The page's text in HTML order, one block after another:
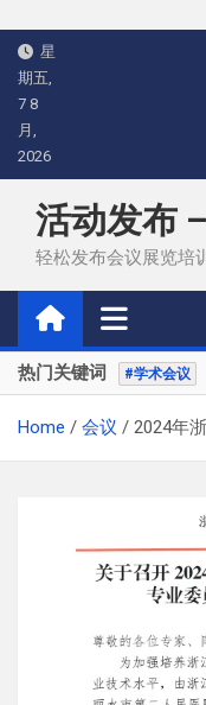
Skip
content
星
期五,
7 8
月,
2026
活动发布
轻松发布会议展览培
热门关键词 #学术会议
Home 会议 2024年